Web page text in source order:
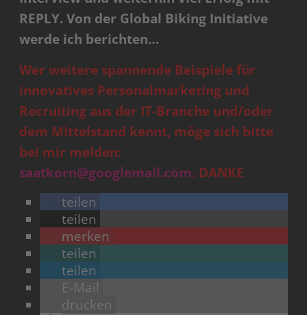
REPLY. Von der Global Biking Initiative
werde ich berichten…
Wer weitere spannende Beispiele für
innovatives Personalmarketing und
Recruiting aus der IT-Branche und/oder
dem Mittelstand kennt, möge sich bitte
bei mir melden:
saatkorn@googlemail.com. DANKE
teilen
teilen
merken
teilen
teilen
E-Mail
drucken